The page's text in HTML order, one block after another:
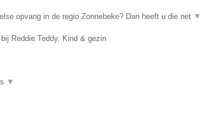
opvang in de regio Zonnebeke? Dan heeft u die net ▼
Reddie Teddy, Kind & gezin
▼